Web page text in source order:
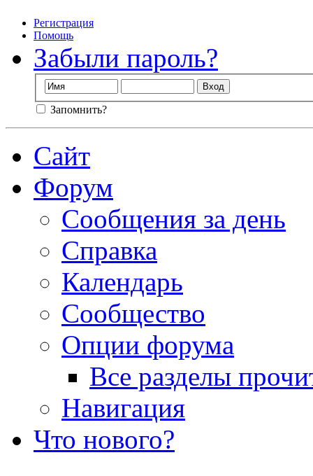
Регистрация
Помощь
Забыли пароль?
Запомнить?
Сайт
Форум
Сообщения за день
Справка
Календарь
Сообщество
Опции форума
Все разделы
Навигация
Что нового?